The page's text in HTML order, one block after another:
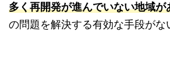
多く再開発が進んでいない地域が
の問題を解決する有効な手段がな